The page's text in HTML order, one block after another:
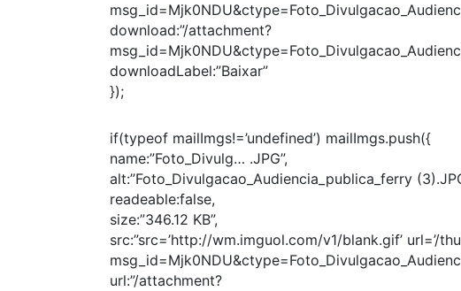
download:”/attachment?
downloadLabel:”Baixar”
});
if(typeof mailImgs!=’undefined’) mailImgs.push({
name:”Foto_Divulg… .JPG”,
alt:”Foto_Divulgacao_Audiencia_publica_ferry
readeable:false,
size:”346.12 KB”,
src:”src=’http://wm.imguol.com/v1/blank.gif’ url=’/
url:”/attachment?